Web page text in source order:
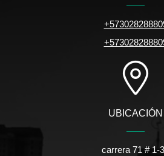
UBICACIÓN
carrera 71 # 1-